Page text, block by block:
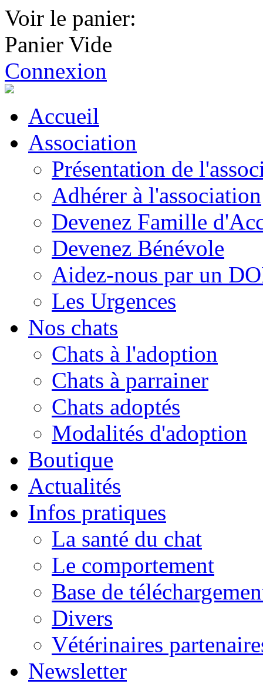
Voir le panier:
Panier Vide
Connexion
Accueil
Association
Présentation de
Adhérer à l'association
Devenez Famille
Devenez Bénévole
Aidez-nous par un
Les Urgences
Nos chats
Chats à l'adoption
Chats à parrainer
Chats adoptés
Modalités d'adoption
Boutique
Actualités
Infos pratiques
La santé du chat
Le comportement
Base de
Divers
Vétérinaires
Newsletter